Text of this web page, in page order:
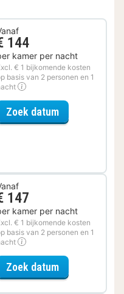
144
kamer per nacht
€ 1 bijkomende kosten
basis van 2 personen en 1
Zoek datumvoor
147
kamer per nacht
€ 1 bijkomende kosten
basis van 2 personen en 1
Zoek datumvoor Parkeer